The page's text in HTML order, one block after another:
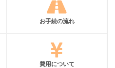
お手続の流れ
費用について